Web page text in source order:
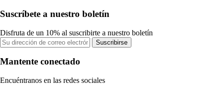
Suscríbete a nuestro boletín
Disfruta de un 10% al suscribirte a nuestro boletín
Suscribirse
Mantente conectado
Encuéntranos en las redes sociales